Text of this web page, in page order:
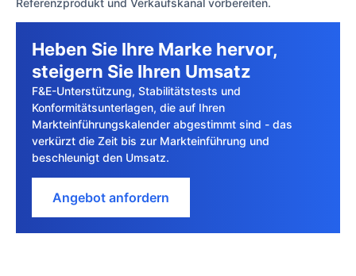
Heben Sie Ihre Marke hervor,
steigern Sie Ihren Umsatz
F&E-Unterstützung, Stabilitätstests und
Konformitätsunterlagen, die auf Ihren
Markteinführungskalender abgestimmt sind - das
verkürzt die Zeit bis zur Markteinführung und
beschleunigt den Umsatz.
Angebot anfordern